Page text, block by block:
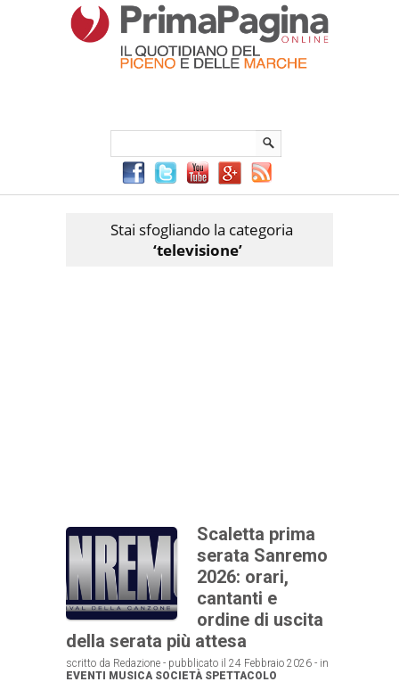
Stai sfogliando la categoria
‘televisione’
Scaletta prima
serata Sanremo
2026: orari,
cantanti e
ordine di uscita
della serata più attesa
scritto da Redazione - pubblicato il 24 Febbraio 2026 - in
EVENTI MUSICA SOCIETÀ SPETTACOLO